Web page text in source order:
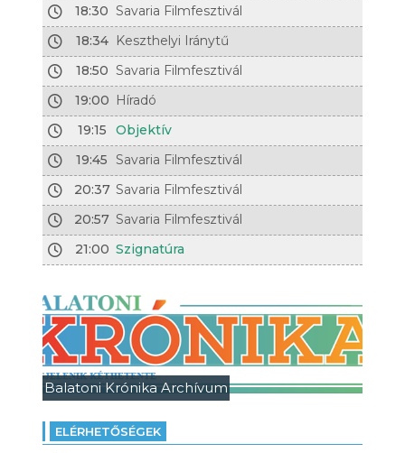
18:30 Savaria Filmfesztivál
18:34 Keszthelyi Iránytű
18:50 Savaria Filmfesztivál
19:00 Híradó
19:15
Objektív
19:45
Savaria Filmfesztivál
20:37 Savaria Filmfesztivál
20:57 Savaria Filmfesztivál
21:00 Szignatúra
Balatoni Krónika Archívum
ELÉRHETŐSÉGEK